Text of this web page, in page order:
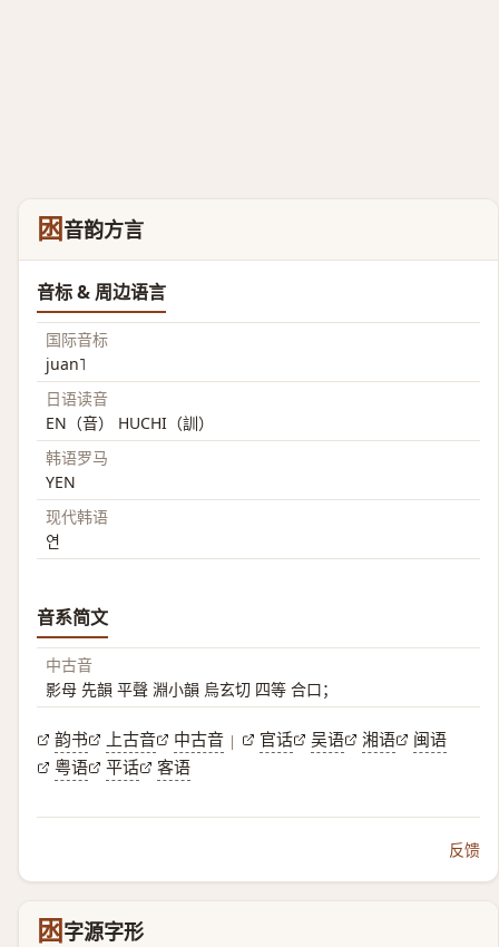
囦 音韵方言
音标 & 周边语言
国际音标
juan˥
日语读音
EN（音） HUCHI（訓）
韩语罗马
YEN
现代韩语
연
音系简文
中古音
影母 先韻 平聲 淵小韻 烏玄切 四等 合口；
韵书 上古音 中古音 | 官话 吴语 湘语
闽语
粤语
平话 客语
反馈
囦 字源字形